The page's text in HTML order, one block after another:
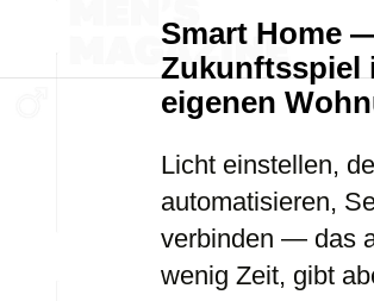
Smart Home
Zukunftsspiel
eigenen
Licht einstellen,
automatisieren,
verbinden — das
wenig Zeit, gibt